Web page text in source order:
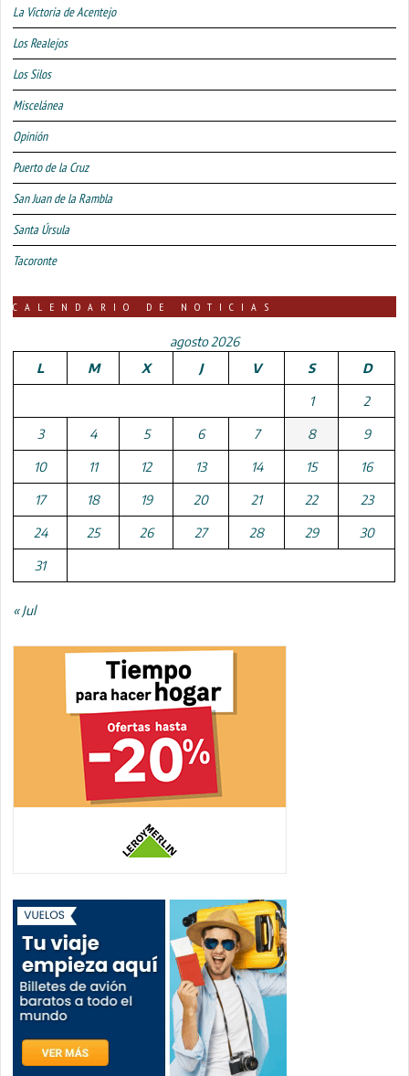
La Victoria de Acentejo
Los Realejos
Los Silos
Miscelánea
Opinión
Puerto de la Cruz
San Juan de la Rambla
Santa Úrsula
Tacoronte
CALENDARIO DE NOTICIAS
agosto 2026
L
M X J V S D
1 2
3 4 5 6 7 8 9
10 11 12 13 14 15 16
17 18 19 20 21 22 23
24 25 26 27 28 29 30
31
« Jul